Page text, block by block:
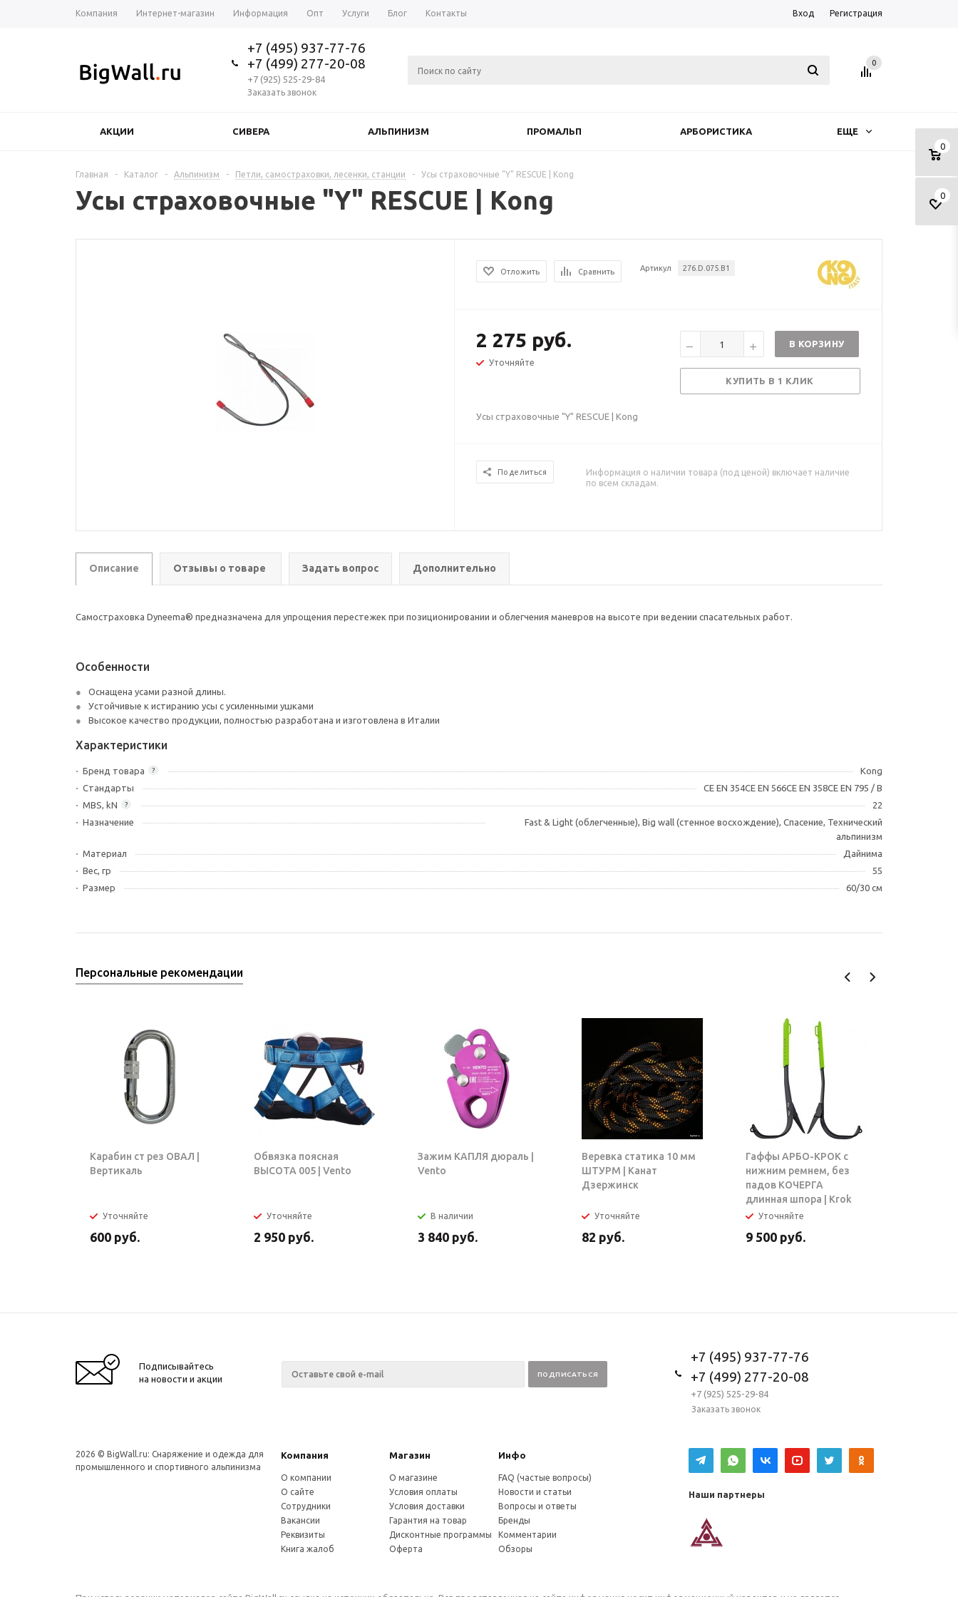
Компания Интернет-магазин Информация Опт Услуги Блог Контакты Вход Регистрация
+7 (495) 937-77-76
+7 (499) 277-20-08
+7 (925) 525-29-84
Заказать звонок
0
0
0
АКЦИИ СИВЕРА АЛЬПИНИЗМ ПРОМАЛЬП АРБОРИСТИКА ЕЩЕ
Главная - Каталог - Альпинизм - Петли, самостраховки, лесенки, станции - Усы страховочные "Y" RESCUE | Kong
Усы страховочные "Y" RESCUE | Kong
Отложить Сравнить Артикул 276.D.075.B1
2 275 руб.
Уточняйте
В КОРЗИНУ
КУПИТЬ В 1 КЛИК
Усы страховочные "Y" RESCUE | Kong
Поделиться
Информация о наличии товара (под ценой) включает наличие
по всем складам.
Описание Отзывы о товаре Задать вопрос Дополнительно
Самостраховка Dyneema® предназначена для упрощения перестежек при позиционировании и облегчения маневров на высоте при ведении спасательных работ.
Особенности
Оснащена усами разной длины.
Устойчивые к истиранию усы с усиленными ушками
Высокое качество продукции, полностью разработана и изготовлена в Италии
Характеристики
?
Бренд товара
Kong
Стандарты
CE EN 354CE EN 566CE EN 358CE EN 795 / B
?
MBS, kN
22
Назначение
Fast & Light (облегченные), Big wall (стенное восхождение), Спасение, Технический
альпинизм
Материал
Дайнима
Вес, гр
55
Размер
60/30 см
Персональные рекомендации
Карабин ст рез ОВАЛ |
Вертикаль
Уточняйте
600 руб.
Обвязка поясная
ВЫСОТА 005 | Vento
Уточняйте
2 950 руб.
Зажим КАПЛЯ дюраль |
Vento
В наличии
3 840 руб.
Веревка статика 10 мм
ШТУРМ | Канат
Дзержинск
Уточняйте
82 руб.
Гаффы АРБО-КРОК с
нижним ремнем, без
падов КОЧЕРГА
длинная шпора | Krok
Уточняйте
9 500 руб.
Подписывайтесь
на новости и акции
+7 (495) 937-77-76
+7 (499) 277-20-08
+7 (925) 525-29-84
Заказать звонок
2026 © BigWall.ru: Снаряжение и одежда для
промышленного и спортивного альпинизма
Компания Магазин Инфо
О компании
О сайте
Сотрудники
Вакансии
Реквизиты
Книга жалоб
О магазине
Условия оплаты
Условия доставки
Гарантия на товар
Дисконтные программы
Оферта
FAQ (частые вопросы)
Новости и статьи
Вопросы и ответы
Бренды
Комментарии
Обзоры
Наши партнеры